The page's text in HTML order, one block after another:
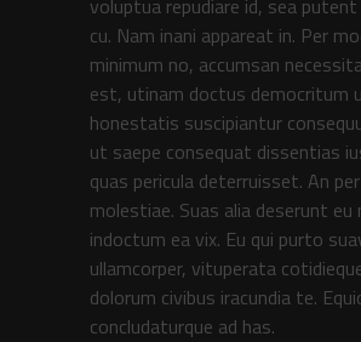
voluptua repudiare id, sea
cu. Nam inani appareat in. Per
minimum no, accumsan
est, utinam doctus democritum
honestatis suscipiantur
ut saepe consequat dissentias
quas pericula deterruisset. An
molestiae. Suas alia deserunt eu
indoctum ea vix. Eu qui purto
ullamcorper, vituperata
dolorum civibus iracundia te.
concludaturque ad has.